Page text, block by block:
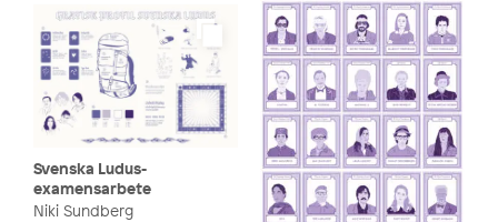
Svenska Ludus-
examensarbete
Niki Sundberg